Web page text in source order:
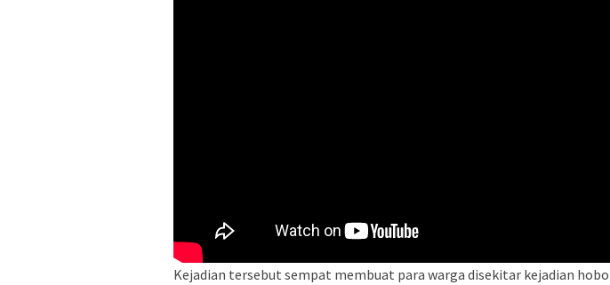
Kejadian tersebut sempat membuat para warga disekitar kejadian